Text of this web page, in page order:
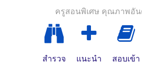
ครูสอนพิเศษ คุณภาพอัน
สำรวจ แนะนำ สอบเข้า